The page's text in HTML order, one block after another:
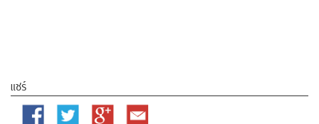
แชร์
Facebook Twitter
Google
Email